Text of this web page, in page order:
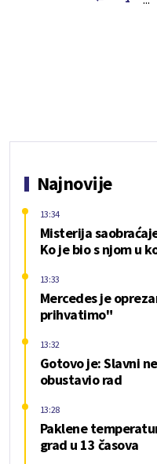
Najnovije
Misterija
Ko je bio s njom u
13:34
Mercedes je
prihvatimo"
13:33
Gotovo je: Slavni
obustavio rad
13:32
Paklene
grad u 13 časova
13:28